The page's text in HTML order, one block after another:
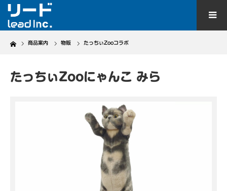
Home 商品案内 物販 たっちぃZooコラボ
たっちぃZooにゃんこ みら